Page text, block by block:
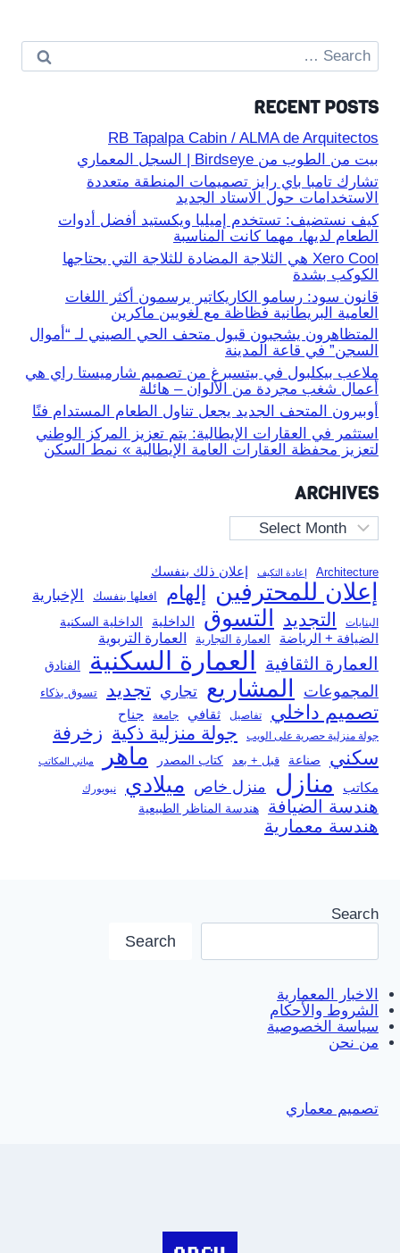
Search
for:
RECENT POSTS
RB Tapalpa Cabin / ALMA de Arquitectos
بيت من الطوب من Birdseye | السجل المعماري
تشارك تامبا باي رايز تصميمات المنطقة متعددة
الاستخدامات حول الاستاد الجديد
كيف نستضيف: تستخدم إميليا ويكستيد أفضل أدوات
الطعام لديها، مهما كانت المناسبة
Xero Cool هي الثلاجة المضادة للثلاجة التي يحتاجها
الكوكب بشدة
قانون سود: رسامو الكاريكاتير يرسمون أكثر اللغات
العامية البريطانية فظاظة مع لغويين ماكرين
المتظاهرون يشجبون قبول متحف الحي الصيني لـ “أموال
السجن” في قاعة المدينة
ملاعب بيكلبول في بيتسبرغ من تصميم شارميستا راي هي
أعمال شغب مجردة من الألوان – هائلة
أوبيرون المتحف الجديد يجعل تناول الطعام المستدام فنًا
استثمر في العقارات الإيطالية: يتم تعزيز المركز الوطني
لتعزيز محفظة العقارات العامة الإيطالية » نمط السكن
ARCHIVES
Archives
Architecture إعادة التكيف إعلان ذلك بنفسك
إعلان للمحترفين إلهام افعلها بنفسك الإخبارية
البنايات التجديد التسوق الداخلية الداخلية السكنية
الضيافة + الرياضة العمارة التجارية العمارة التربوية
العمارة الثقافية العمارة السكنية الفنادق
المجموعات المشاريع تجاري تجديد تسوق بذكاء
تصميم داخلي تفاصيل ثقافي جامعة جناح
جولة منزلية حصرية على الويب جولة منزلية ذكية زخرفة
سكني صناعة قبل + بعد كتاب المصدر ماهر مباني المكاتب
مكاتب منازل منزل خاص ميلادي نيويورك
هندسة الضيافة هندسة المناظر الطبيعية
هندسة معمارية
Search
Search
الاخبار المعمارية
الشروط والأحكام
سياسة الخصوصية
من نحن
تصميم معماري